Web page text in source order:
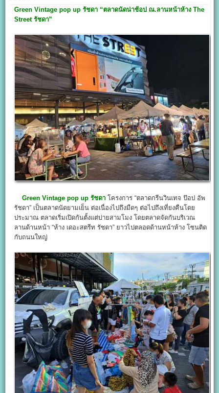
Green Vintage pop upรัชดา “ตลาดนัดน่าช้อป ณ.ลานหน้าห้างThe
Streetรัชดา”
Green Vintage pop up รัชดา โครงการ “ตลาดกรีนวินเทจ ป๊อป อัพ
รัชดา” เป็นตลาดนัดยามเย็น ต่อเนื่องไปถึงมืดๆ ต่อไปถึงเที่ยงคืนโดย
ประมาณ ตลาดเริ่มเปิดกันตั้งแต่บ่ายสามโมง โดยตลาดจัดกันบริเวณ
ลานด้านหน้า “ห้าง เดอะสตรีท รัชดา” ยาวไปตลอดด้านหน้าห้าง โซนติด
กับถนนใหญ่